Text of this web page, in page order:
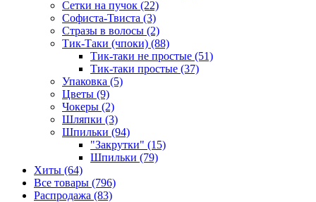
Сетки на пучок (22)
Софиста-Твиста (3)
Стразы в волосы (2)
Тик-Таки (чпоки) (88)
Тик-таки не простые (51)
Тик-таки простые (37)
Упаковка (5)
Цветы (9)
Чокеры (2)
Шляпки (3)
Шпильки (94)
"Закрутки" (15)
Шпильки (79)
Хиты (64)
Все товары (796)
Распродажа (83)